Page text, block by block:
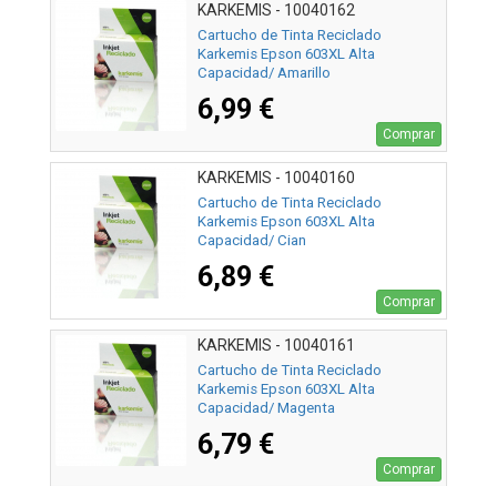
KARKEMIS - 10040162
Cartucho de Tinta Reciclado
Karkemis Epson 603XL Alta
Capacidad/ Amarillo
6,99 €
Comprar
KARKEMIS - 10040160
Cartucho de Tinta Reciclado
Karkemis Epson 603XL Alta
Capacidad/ Cian
6,89 €
Comprar
KARKEMIS - 10040161
Cartucho de Tinta Reciclado
Karkemis Epson 603XL Alta
Capacidad/ Magenta
6,79 €
Comprar